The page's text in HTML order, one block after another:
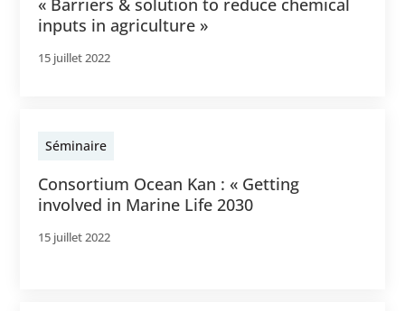
inputs in agriculture »
15 juillet 2022
Séminaire
Consortium Ocean Kan : « Getting
involved in Marine Life 2030
15 juillet 2022